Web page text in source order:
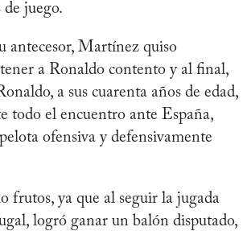
juego.
antecesor, Martínez quiso
a Ronaldo contento y al final,
a sus cuarenta años de edad,
todo el encuentro ante España,
ofensiva y defensivamente
frutos, ya que al seguir la jugada
logró ganar un balón disputado,